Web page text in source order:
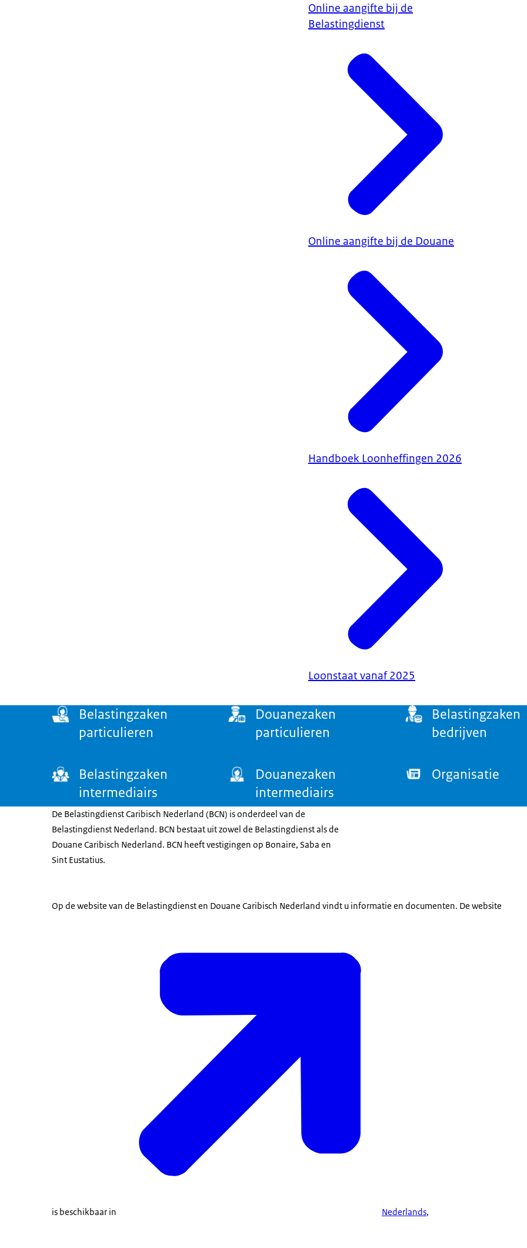
Online aangifte bij de
Belastingdienst
Online aangifte bij de Douane
Handboek Loonheffingen 2026
Loonstaat vanaf 2025
Belastingzaken
particulieren
Douanezaken
particulieren
Belastingzaken
bedrijven
Belastingzaken
intermediairs
Douanezaken
intermediairs
Organisatie
De Belastingdienst Caribisch Nederland (BCN) is onderdeel van de
Belastingdienst Nederland. BCN bestaat uit zowel de Belastingdienst als de
Douane Caribisch Nederland. BCN heeft vestigingen op Bonaire, Saba en
Sint Eustatius.
Op de website van de Belastingdienst en Douane Caribisch Nederland vindt u informatie en documenten. De website
is beschikbaar in Nederlands,